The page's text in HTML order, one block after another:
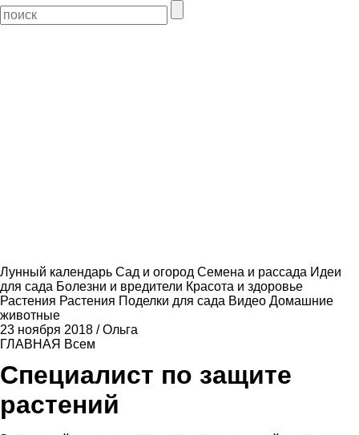
Лунный календарь Сад и огород Семена и рассада Идеи
для сада Болезни и вредители Красота и здоровье
Растения Растения Поделки для сада Видео Домашние
животные
23 ноября 2018 /Ольга
ГЛАВНАЯ Всем
Специалист по защите
растений